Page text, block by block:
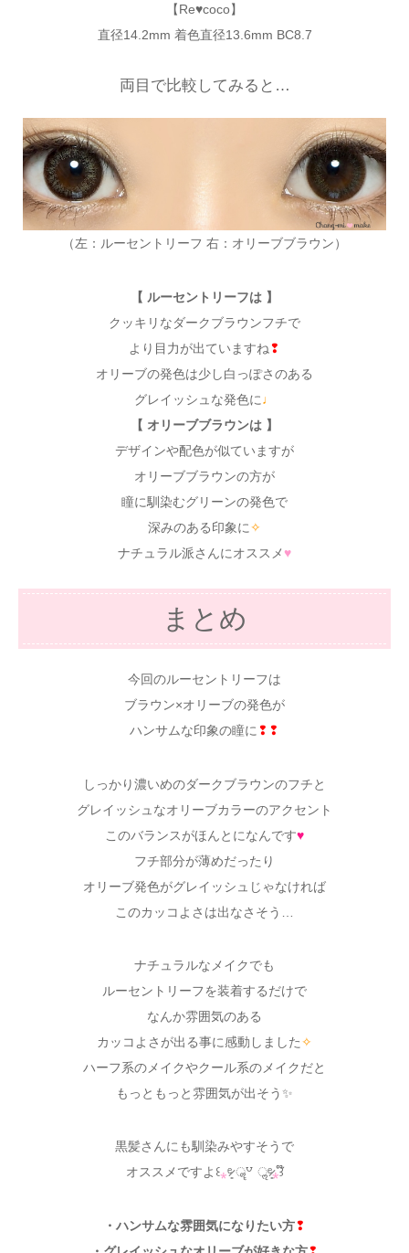
【Re♥coco】
直径14.2mm 着色直径13.6mm BC8.7
両目で比較してみると…
（左：ルーセントリーフ 右：オリーブブラウン）
【 ルーセントリーフは 】
クッキリなダークブラウンフチで
より目力が出ていますね❢
オリーブの発色は少し白っぽさのある
グレイッシュな発色に♩
【 オリーブブラウンは 】
デザインや配色が似ていますが
オリーブブラウンの方が
瞳に馴染むグリーンの発色で
深みのある印象に✧
ナチュラル派さんにオススメ♥
まとめ
今回のルーセントリーフは
ブラウン×オリーブの発色が
ハンサムな印象の瞳に ❢❢
しっかり濃いめのダークブラウンのフチと
グレイッシュなオリーブカラーのアクセント
このバランスがほんとになんです♥
フチ部分が薄めだったり
オリーブ発色がグレイッシュじゃなければ
このカッコよさは出なさそう…
ナチュラルなメイクでも
ルーセントリーフを装着するだけで
なんか雰囲気のある
カッコよさが出る事に感動しました✧
ハーフ系のメイクやクール系のメイクだと
もっともっと雰囲気が出そう✨
黒髪さんにも馴染みやすそうで
オススメですよ꒰⁎ᵉ̷͈ ॣ꒵ ॢᵉ̷͈⁎꒱໊
・ハンサムな雰囲気になりたい方❢